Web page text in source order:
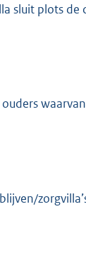
o
:
sluit plots